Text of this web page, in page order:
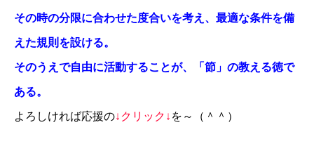
その時の分限に合わせた度合いを考え、最適な条件を備
えた規則を設ける。
そのうえで自由に活動することが、「節」の教える徳で
ある。
よろしければ応援の↓クリック↓ を～（＾＾）